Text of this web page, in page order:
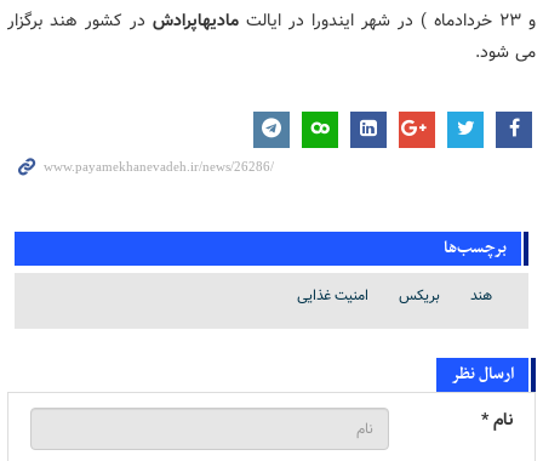
و ۲۳ خردادماه ) در شهر ایندورا در ایالت
مادیهاپرادش در کشور هند برگزار
می شود.
برچسب‌ها
هند بریکس امنیت غذایی
ارسال نظر
نام *